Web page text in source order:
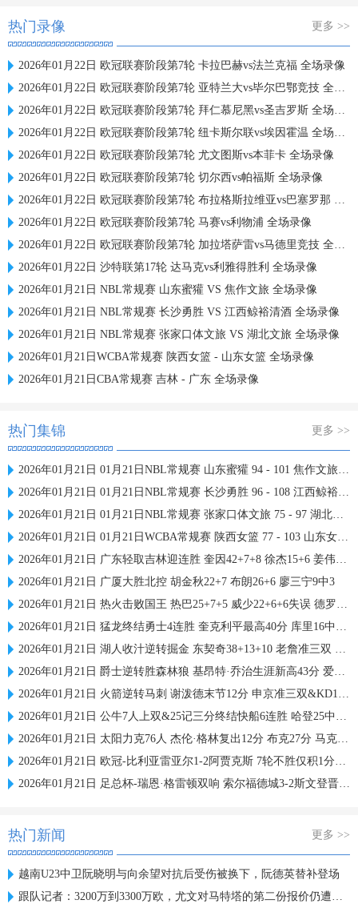
热门录像 更多 >>
2026年01月22日 欧冠联赛阶段第7轮 卡拉巴赫vs法兰克福 全场录像
2026年01月22日 欧冠联赛阶段第7轮 亚特兰大vs毕尔巴鄂竞技 全场录像
2026年01月22日 欧冠联赛阶段第7轮 拜仁慕尼黑vs圣吉罗斯 全场录像
2026年01月22日 欧冠联赛阶段第7轮 纽卡斯尔联vs埃因霍温 全场录像
2026年01月22日 欧冠联赛阶段第7轮 尤文图斯vs本菲卡 全场录像
2026年01月22日 欧冠联赛阶段第7轮 切尔西vs帕福斯 全场录像
2026年01月22日 欧冠联赛阶段第7轮 布拉格斯拉维亚vs巴塞罗那 全场录像
2026年01月22日 欧冠联赛阶段第7轮 马赛vs利物浦 全场录像
2026年01月22日 欧冠联赛阶段第7轮 加拉塔萨雷vs马德里竞技 全场录像
2026年01月22日 沙特联第17轮 达马克vs利雅得胜利 全场录像
2026年01月21日 NBL常规赛 山东蜜獾 VS 焦作文旅 全场录像
2026年01月21日 NBL常规赛 长沙勇胜 VS 江西鲸裕清酒 全场录像
2026年01月21日 NBL常规赛 张家口体文旅 VS 湖北文旅 全场录像
2026年01月21日WCBA常规赛 陕西女篮 - 山东女篮 全场录像
2026年01月21日CBA常规赛 吉林 - 广东 全场录像
热门集锦 更多 >>
2026年01月21日 01月21日NBL常规赛 山东蜜獾 94 - 101 焦作文旅 全场集锦
2026年01月21日 01月21日NBL常规赛 长沙勇胜 96 - 108 江西鲸裕清酒 全场集锦
2026年01月21日 01月21日NBL常规赛 张家口体文旅 75 - 97 湖北文旅 全场集锦
2026年01月21日 01月21日WCBA常规赛 陕西女篮 77 - 103 山东女篮 全场集锦
2026年01月21日 广东轻取吉林迎连胜 奎因42+7+8 徐杰15+6 姜伟泽27分
2026年01月21日 广厦大胜北控 胡金秋22+7 布朗26+6 廖三宁9中3
2026年01月21日 热火击败国王 热巴25+7+5 威少22+6+6失误 德罗赞两度引冲突
2026年01月21日 猛龙终结勇士4连胜 奎克利平最高40分 库里16中6 库明加20分
2026年01月21日 湖人收汁逆转掘金 东契奇38+13+10 老詹准三双 穆雷下半场2分
2026年01月21日 爵士逆转胜森林狼 基昂特·乔治生涯新高43分 爱德华兹38+8
2026年01月21日 火箭逆转马刺 谢泼德末节12分 申京准三双&KD18+7 文班21中5
2026年01月21日 公牛7人上双&25记三分终结快船6连胜 哈登25中9 科林斯23分
2026年01月21日 太阳力克76人 杰伦·格林复出12分 布克27分 马克西25中7
2026年01月21日 欧冠-比利亚雷亚尔1-2阿贾克斯 7轮不胜仅积1分列倒数第二
2026年01月21日 足总杯-瑞恩·格雷顿双响 索尔福德城3-2斯文登晋级将战曼城
热门新闻 更多 >>
越南U23中卫阮晓明与向余望对抗后受伤被换下，阮德英替补登场
跟队记者：3200万到3300万欧，尤文对马特塔的第二份报价仍遭拒绝